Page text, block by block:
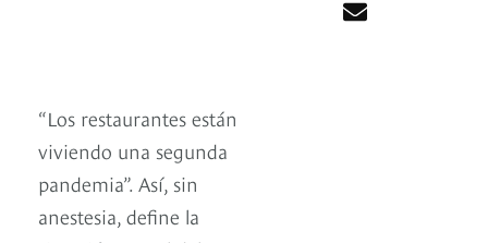
“Los restaurantes están
viviendo una segunda
pandemia”. Así, sin
anestesia, define la